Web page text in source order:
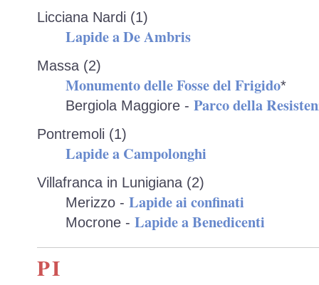
Licciana Nardi (1)
Lapide a De Ambris
Massa (2)
Monumento delle Fosse del Frigido*
Bergiola Maggiore - Parco della
Pontremoli (1)
Lapide a Campolonghi
Villafranca in Lunigiana (2)
Merizzo - Lapide ai confinati
Mocrone - Lapide a Benedicenti
PI